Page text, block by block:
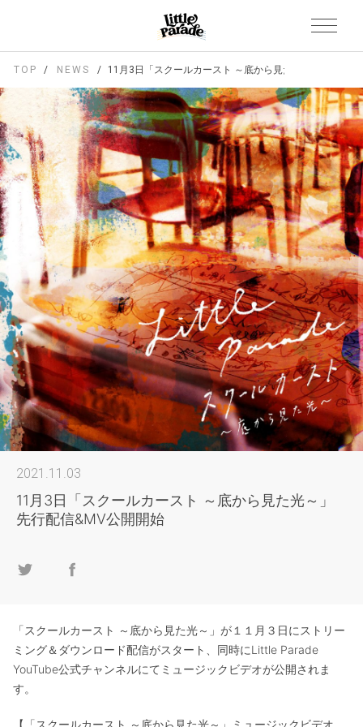
TOP NEWS 11月3日「スクールカースト ～底から見た光～」先行配信
2021.11.03
11月3日「スクールカースト ～底から見た光～」
先行配信&MV公開開始
「スクールカースト ～底から見た光～」が１１月３日にストリー
ミング＆ダウンロード配信がスタート、同時にLittle Parade
YouTube公式チャンネルにてミュージックビデオが公開されま
す。
【「スクールカースト ～底から見た光～」ミュージックビデオ